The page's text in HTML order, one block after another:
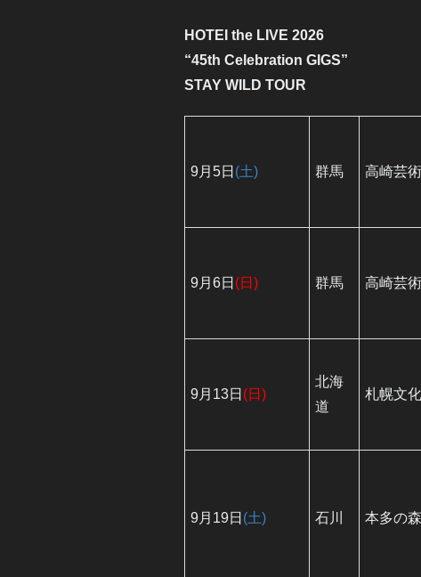
HOTEI the LIVE 2026
“45th Celebration GIGS”
STAY WILD TOUR
9月5日 (土) 群馬 高崎芸
9月6日 (日) 群馬 高崎芸
9月13日 (日)
北海
道
札幌文
9月19日 (土) 石川 本多の